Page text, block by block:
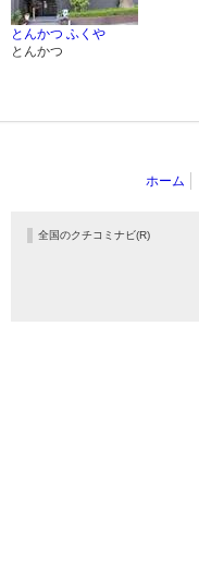
とんかつ ふくや
とんかつ
ホーム
全国のクチコミナビ(R)